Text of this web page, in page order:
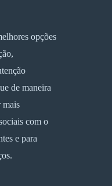
opções
de maneira
mais
com o
e para